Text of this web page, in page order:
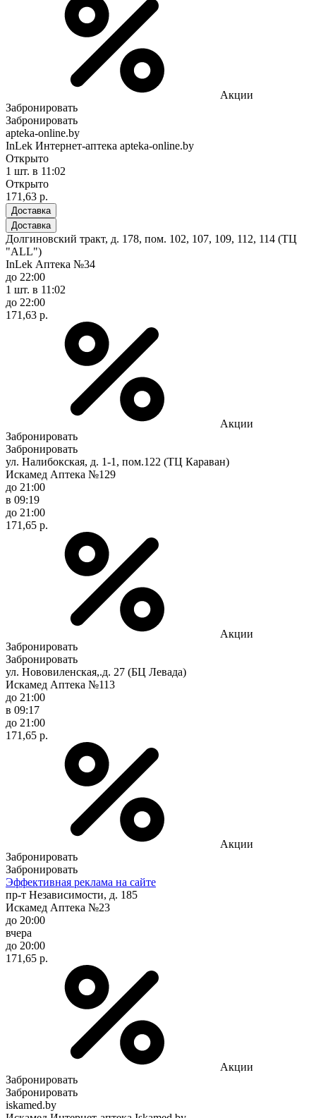
Акции
Забронировать
Забронировать
apteka-online.by
InLek Интернет-аптека apteka-online.by
Открыто
1 шт. в 11:02
Открыто
171,63 р.
Доставка
Доставка
Долгиновский тракт, д. 178, пом. 102, 107, 109, 112, 114 (ТЦ
"ALL")
InLek Аптека №34
до 22:00
1 шт. в 11:02
до 22:00
171,63 р.
Акции
Забронировать
Забронировать
ул. Налибокская, д. 1-1, пом.122 (ТЦ Караван)
Искамед Аптека №129
до 21:00
в 09:19
до 21:00
171,65 р.
Акции
Забронировать
Забронировать
ул. Нововиленская,.д. 27 (БЦ Левада)
Искамед Аптека №113
до 21:00
в 09:17
до 21:00
171,65 р.
Акции
Забронировать
Забронировать
Эффективная реклама на сайте
пр-т Независимости, д. 185
Искамед Аптека №23
до 20:00
вчера
до 20:00
171,65 р.
Акции
Забронировать
Забронировать
iskamed.by